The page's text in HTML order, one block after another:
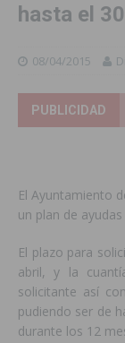
hasta el
08/04/2015
PUBLICIDAD
El Ayuntamiento
un plan de
El plazo para
abril, y la
solicitante así
pudiendo ser de
durante los 12